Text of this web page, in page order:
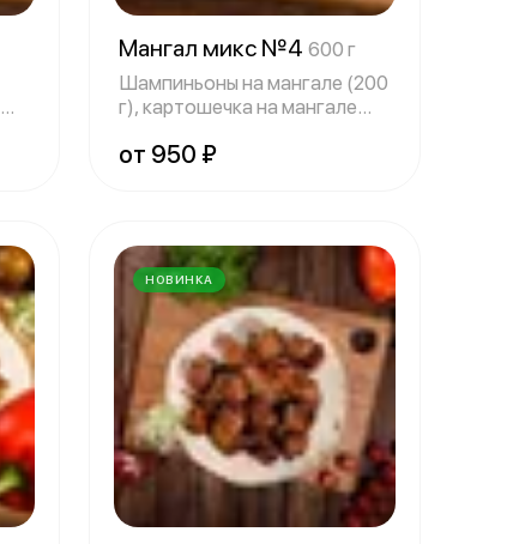
Мангал микс №4 600 г
Шампиньоны на мангале (200
г), картошечка на мангале
от 950 ₽
НОВИНКА